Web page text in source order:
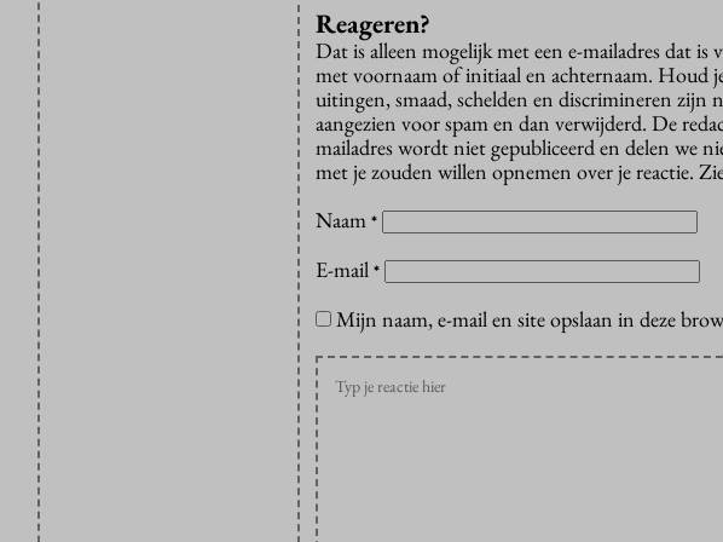
Reageren?
Dat is alleen mogelijk met een e-mailadres dat
met voornaam of initiaal en achternaam. Houd
uitingen, smaad, schelden en discrimineren zijn
aangezien voor spam en dan verwijderd. De
mailadres wordt niet gepubliceerd en delen we
met je zouden willen opnemen over je reactie.
Naam *
E-mail *
Mijn naam, e-mail en site opslaan in deze